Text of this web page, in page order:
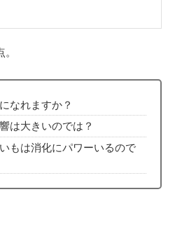
なれますか？
は大きいのでは？
もは消化にパワーいるので